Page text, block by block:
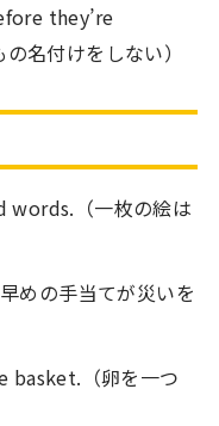
they’re
名付けをしない）
（一枚の絵は
めの手当てが災いを
basket.（卵を一つ